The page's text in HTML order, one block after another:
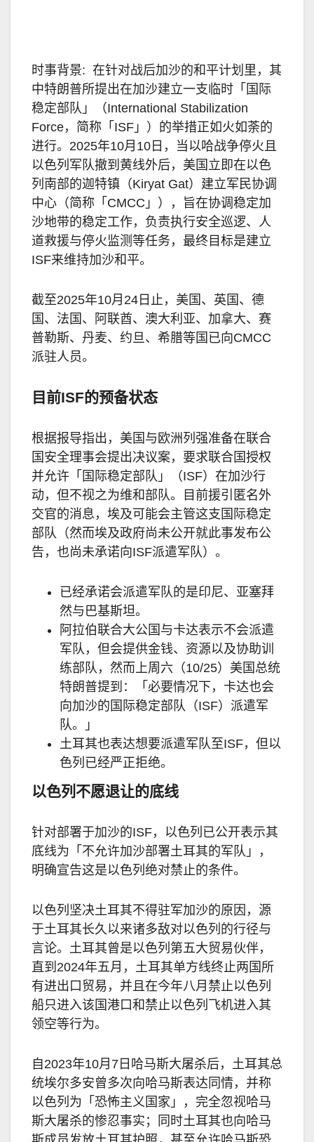
时事背景: 在针对战后加沙的和平计划里，其
中特朗普所提出在加沙建立一支临时「国际
稳定部队」（International Stabilization
Force，简称「ISF」）的举措正如火如荼的
进行。2025年10月10日，当以哈战争停火且
以色列军队撤到黄线外后，美国立即在以色
列南部的迦特镇（Kiryat Gat）建立军民协调
中心（简称「CMCC」），旨在协调稳定加
沙地带的稳定工作，负责执行安全巡逻、人
道救援与停火监测等任务，最终目标是建立
ISF来维持加沙和平。
截至2025年10月24日止，美国、英国、德
国、法国、阿联酋、澳大利亚、加拿大、赛
普勒斯、丹麦、约旦、希腊等国已向CMCC
派驻人员。
目前ISF的预备状态
根据报导指出，美国与欧洲列强准备在联合
国安全理事会提出决议案，要求联合国授权
并允许「国际稳定部队」（ISF）在加沙行
动，但不视之为维和部队。目前援引匿名外
交官的消息，埃及可能会主管这支国际稳定
部队（然而埃及政府尚未公开就此事发布公
告，也尚未承诺向ISF派遣军队）。
已经承诺会派遣军队的是印尼、亚塞拜
然与巴基斯坦。
阿拉伯联合大公国与卡达表示不会派遣
军队，但会提供金钱、资源以及协助训
练部队，然而上周六（10/25）美国总统
特朗普提到：「必要情况下，卡达也会
向加沙的国际稳定部队（ISF）派遣军
队。」
土耳其也表达想要派遣军队至ISF，但以
色列已经严正拒绝。
以色列不愿退让的底线
针对部署于加沙的ISF，以色列已公开表示其
底线为「不允许加沙部署土耳其的军队」，
明确宣告这是以色列绝对禁止的条件。
以色列坚决土耳其不得驻军加沙的原因，源
于土耳其长久以来诸多敌对以色列的行径与
言论。土耳其曾是以色列第五大贸易伙伴，
直到2024年五月，土耳其单方线终止两国所
有进出口贸易，并且在今年八月禁止以色列
船只进入该国港口和禁止以色列飞机进入其
领空等行为。
自2023年10月7日哈马斯大屠杀后，土耳其总
统埃尔多安曾多次向哈马斯表达同情，并称
以色列为「恐怖主义国家」，完全忽视哈马
斯大屠杀的惨忍事实；同时土耳其也向哈马